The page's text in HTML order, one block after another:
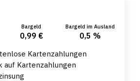
Bargeld
0,99 €
Bargeld im Ausland
0,5 %
Kartenzahlungen
auf Kartenzahlungen